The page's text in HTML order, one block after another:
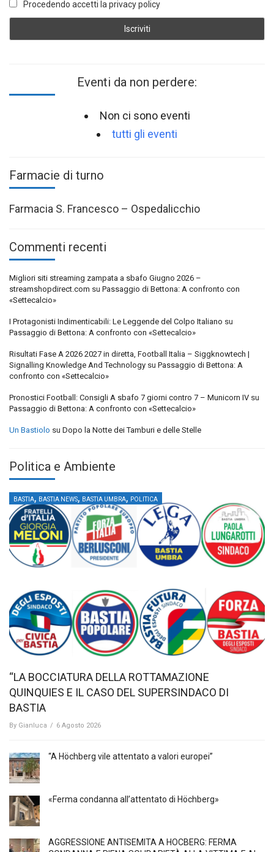
Procedendo accetti la privacy policy
Eventi da non perdere:
Non ci sono eventi
tutti gli eventi
Farmacie di turno
Farmacia S. Francesco – Ospedalicchio
Commenti recenti
Migliori siti streaming zampata a sbafo Giugno 2026 –
streamshopdirect.com su Passaggio di Bettona: A confronto con
«Settecalcio»
I Protagonisti Indimenticabili: Le Leggende del Colpo Italiano su
Passaggio di Bettona: A confronto con «Settecalcio»
Risultati Fase A 2026 2027 in diretta, Football Italia – Siggknowtech |
Signalling Knowledge And Technology su Passaggio di Bettona: A
confronto con «Settecalcio»
Pronostici Football: Consigli A sbafo 7 giorni contro 7 – Municorn IV su
Passaggio di Bettona: A confronto con «Settecalcio»
Un Bastiolo su Dopo la Notte dei Tamburi e delle Stelle
Politica e Ambiente
BASTIA, BASTIA NEWS, BASTIA UMBRA, POLITICA
“LA BOCCIATURA DELLA ROTTAMAZIONE
QUINQUIES E IL CASO DEL SUPERSINDACO DI
BASTIA
By Gianluca / 6 Agosto 2026
“A Höchberg vile attentato a valori europei”
«Ferma condanna all’attentato di Höchberg»
AGGRESSIONE ANTISEMITA A HÖCBERG: FERMA